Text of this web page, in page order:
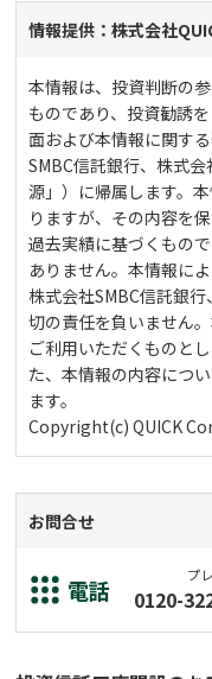
情報提供：株式会社
本情報は、投資判断の
ものであり、投資勧誘
面および本情報に関す
SMBC信託銀行、株式
源」）に帰属します。
りますが、その内容を
過去実績に基づくもの
ありません。本情報に
株式会社SMBC信託銀
切の責任を負いません
ご利用いただくものと
た、本情報の内容につ
ます。
Copyright(c) QUICK
お問合せ
電話 プ
0120-